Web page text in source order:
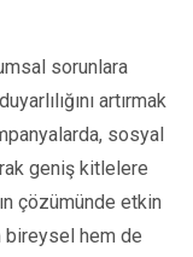
sorunlara
artırmak
sosyal
geniş kitlelere
çözümünde etkin
bireysel hem de